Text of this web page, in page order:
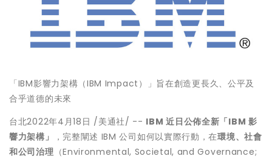
「IBM影響力架構（IBM Impact）」旨在創造更長久、公平及
合乎道德的未來
台北2022年4月18日 /美通社/ -- IBM近日公佈全新「IBM 影
響力架構」
，完整闡述 IBM 公司如何以實際行動，在環境、社會
和公司治理 （Environmental, Societal, and Governance;